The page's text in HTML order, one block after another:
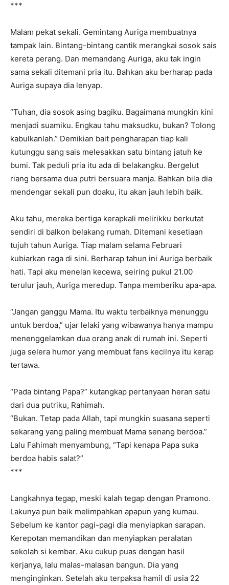
***
Malam pekat sekali. Gemintang Auriga membuatnya
tampak lain. Bintang-bintang cantik merangkai sosok sais
kereta perang. Dan memandang Auriga, aku tak ingin
sama sekali ditemani pria itu. Bahkan aku berharap pada
Auriga supaya dia lenyap.
“Tuhan, dia sosok asing bagiku. Bagaimana mungkin kini
menjadi suamiku. Engkau tahu maksudku, bukan? Tolong
kabulkanlah.” Demikian bait pengharapan tiap kali
kutunggu sang sais melesakkan satu bintang jatuh ke
bumi. Tak peduli pria itu ada di belakangku. Bergelut
riang bersama dua putri bersuara manja. Bahkan bila dia
mendengar sekali pun doaku, itu akan jauh lebih baik.
Aku tahu, mereka bertiga kerapkali melirikku berkutat
sendiri di balkon belakang rumah. Ditemani kesetiaan
tujuh tahun Auriga. Tiap malam selama Februari
kubiarkan raga di sini. Berharap tahun ini Auriga berbaik
hati. Tapi aku menelan kecewa, seiring pukul 21.00
terulur jauh, Auriga meredup. Tanpa memberiku apa-apa.
“Jangan ganggu Mama. Itu waktu terbaiknya menunggu
untuk berdoa,” ujar lelaki yang wibawanya hanya mampu
menenggelamkan dua orang anak di rumah ini. Seperti
juga selera humor yang membuat fans kecilnya itu kerap
tertawa.
“Pada bintang Papa?” kutangkap pertanyaan heran satu
dari dua putriku, Rahimah.
“Bukan. Tetap pada Allah, tapi mungkin suasana seperti
sekarang yang paling membuat Mama senang berdoa.”
Lalu Fahimah menyambung, “Tapi kenapa Papa suka
berdoa habis salat?”
***
Langkahnya tegap, meski kalah tegap dengan Pramono.
Lakunya pun baik melimpahkan apapun yang kumau.
Sebelum ke kantor pagi-pagi dia menyiapkan sarapan.
Kerepotan memandikan dan menyiapkan peralatan
sekolah si kembar. Aku cukup puas dengan hasil
kerjanya, lalu malas-malasan bangun. Dia yang
menginginkan. Setelah aku terpaksa hamil di usia 22